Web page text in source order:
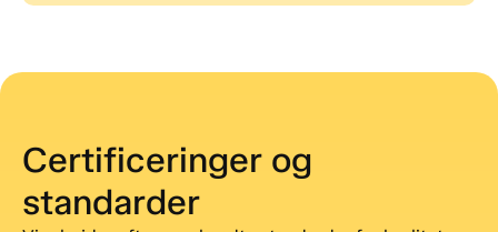
Certificeringer og
standarder